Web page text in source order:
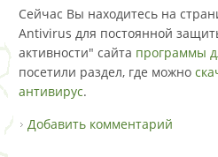
Сейчас Вы находитесь на
Antivirus для постоянной
активности" сайта программы
посетили раздел, где можно
антивирус.
Добавить комментарий